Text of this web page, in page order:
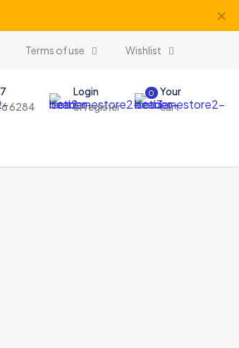
✕
Terms of use Wishlist
6284
Login
or register
0
Your
cart